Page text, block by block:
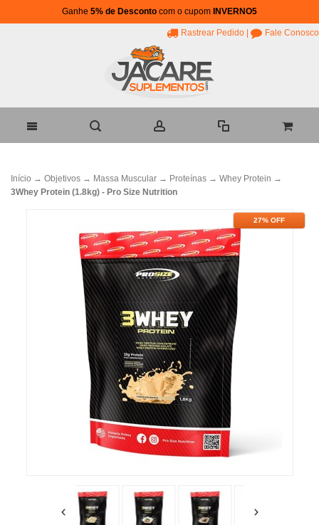
Ganhe 5% de Desconto com o cupom INVERNO5
Rastrear Pedido Fale Conosco
Início → Objetivos → Massa Muscular → Proteínas → Whey Protein →
3Whey Protein (1.8kg) - Pro Size Nutrition
27% OFF